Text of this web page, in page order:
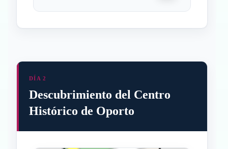
DÍA 2
Descubrimiento del Centro
Histórico de Oporto